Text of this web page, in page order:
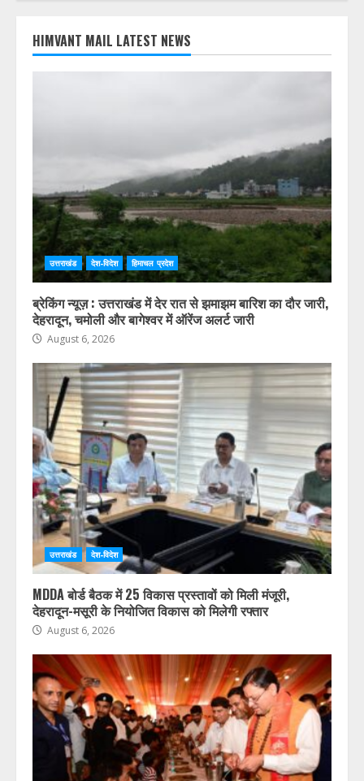
HIMVANT MAIL LATEST NEWS
उत्तराखंड देश-विदेश हिमाचल प्रदेश
ब्रेकिंग न्यूज़ : उत्तराखंड में देर रात से झमाझम बारिश का दौर जारी,
देहरादून, चमोली और बागेश्वर में ऑरेंज अलर्ट जारी
August 6, 2026
उत्तराखंड देश-विदेश
MDDA बोर्ड बैठक में 25 विकास प्रस्तावों को मिली मंजूरी,
देहरादून-मसूरी के नियोजित विकास को मिलेगी रफ्तार
August 6, 2026